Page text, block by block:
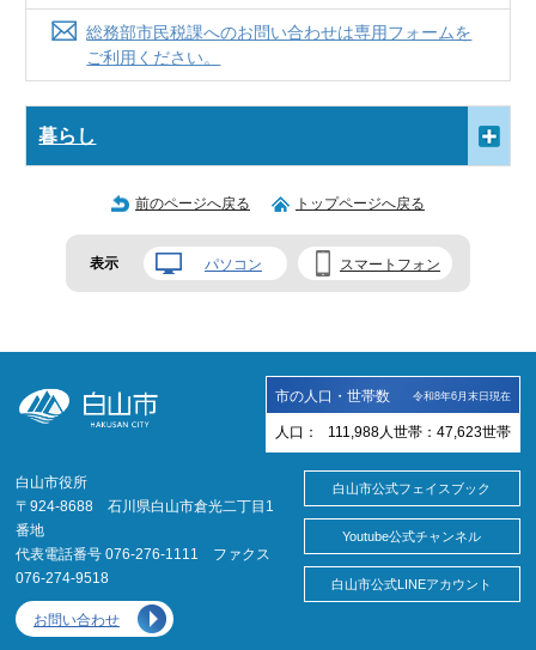
総務部市民税課へのお問い合わせは専用フォームを
ご利用ください。
暮らし
前のページへ戻る トップページへ戻る
表示 パソコン スマートフォン
市の人口・世帯数 令和8年6月末日現在
人口： 111,988 人 世帯： 47,623世帯
白山市役所
〒924-8688 石川県白山市倉光二丁目1
番地
代表電話番号 076-276-1111 ファクス
076-274-9518
お問い合わせ
白山市公式フェイスブック
Youtube公式チャンネル
白山市公式LINEアカウント